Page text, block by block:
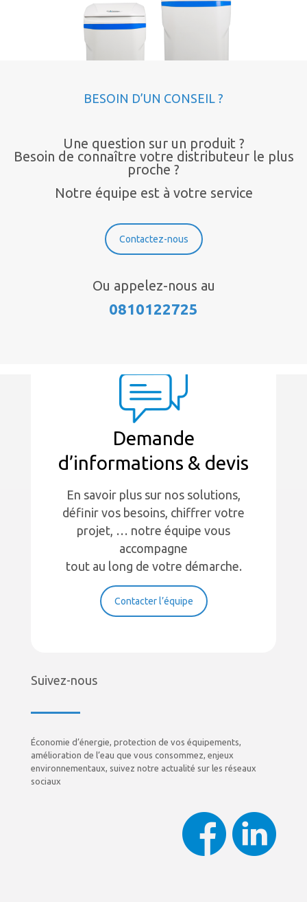
BESOIN D’UN CONSEIL ?
Une question sur un produit ?
Besoin de connaître votre distributeur le plus
proche ?
Notre équipe est à votre service
Contactez-nous
Ou appelez-nous au
0810122725
Demande
d’informations & devis
En savoir plus sur nos solutions,
définir vos besoins, chiffrer votre
projet, … notre équipe vous
accompagne
tout au long de votre démarche.
Contacter l’équipe
Suivez-nous
Économie d’énergie, protection de vos équipements,
amélioration de l’eau que vous consommez, enjeux
environnementaux, suivez notre actualité sur les réseaux
sociaux